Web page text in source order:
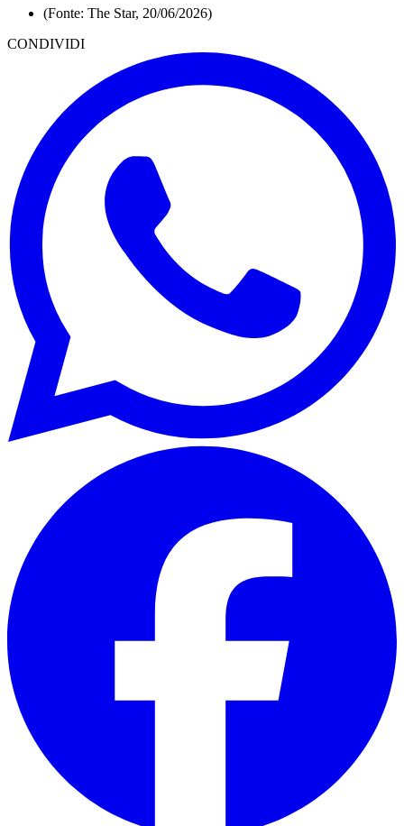
(Fonte: The Star, 20/06/2026)
CONDIVIDI